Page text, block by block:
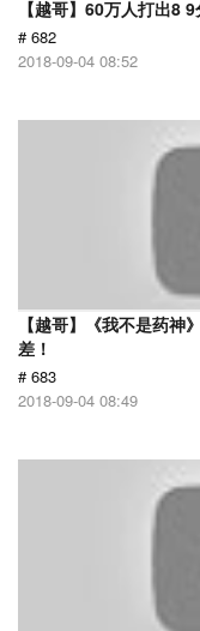
【越哥】60万人打出8
# 682
2018-09-04 08:52
【越哥】《我不是药神
差！
# 683
2018-09-04 08:49